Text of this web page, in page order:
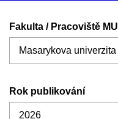
Fakulta / Pracoviště MU
Rok publikování